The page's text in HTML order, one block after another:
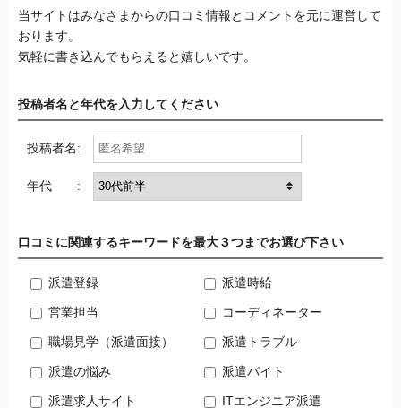
当サイトはみなさまからの口コミ情報とコメントを元に運営して
おります。
気軽に書き込んでもらえると嬉しいです。
投稿者名と年代を入力してください
投稿者名:
年代 :
口コミに関連するキーワードを最大３つまでお選び下さい
派遣登録 派遣時給
営業担当 コーディネーター
職場見学（派遣面接） 派遣トラブル
派遣の悩み 派遣バイト
派遣求人サイト ITエンジニア派遣